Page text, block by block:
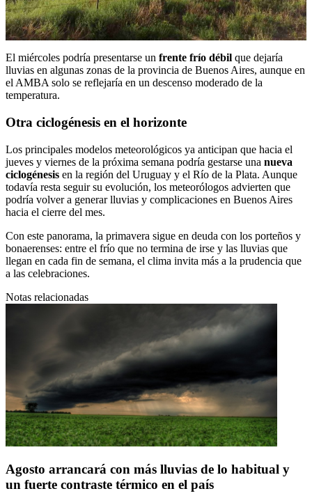
El miércoles podría presentarse un frente frío débil que dejaría
lluvias en algunas zonas de la provincia de Buenos Aires, aunque en
el AMBA solo se reflejaría en un descenso moderado de la
temperatura.
Otra ciclogénesis en el horizonte
Los principales modelos meteorológicos ya anticipan que hacia el
jueves y viernes de la próxima semana podría gestarse una nueva
ciclogénesis en la región del Uruguay y el Río de la Plata. Aunque
todavía resta seguir su evolución, los meteorólogos advierten que
podría volver a generar lluvias y complicaciones en Buenos Aires
hacia el cierre del mes.
Con este panorama, la primavera sigue en deuda con los porteños y
bonaerenses: entre el frío que no termina de irse y las lluvias que
llegan en cada fin de semana, el clima invita más a la prudencia que
a las celebraciones.
Notas relacionadas
Agosto arrancará con más lluvias de lo habitual y
un fuerte contraste térmico en el país